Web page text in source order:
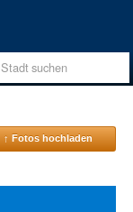
↑ Fotos hochladen